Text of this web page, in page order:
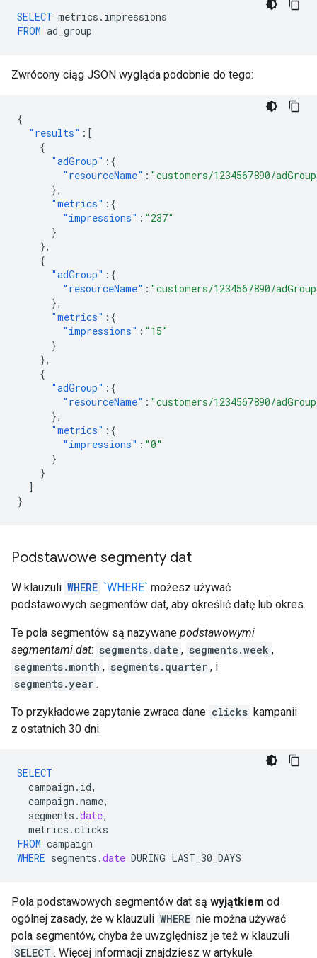
SELECT metrics . impressions
FROM ad_group
Zwrócony ciąg JSON wygląda podobnie do tego:
{
"results" :[
{
"adGroup" :{
"resourceName" : "customers/1234567890/
},
"metrics" :{
"impressions" : "237"
}
},
{
"adGroup" :{
"resourceName" : "customers/1234567890/
},
"metrics" :{
"impressions" : "15"
}
},
{
"adGroup" :{
"resourceName" : "customers/1234567890/
},
"metrics" :{
"impressions" : "0"
}
}
]
}
Podstawowe segmenty dat
W klauzuli WHERE `WHERE` możesz używać
podstawowych segmentów dat, aby określić datę lub okres.
Te pola segmentów są nazywane podstawowymi
segmentami dat: segments.date , segments.week ,
segments.month , segments.quarter , i
segments.year .
To przykładowe zapytanie zwraca dane clicks kampanii
z ostatnich 30 dni.
SELECT
campaign . id,
campaign .name,
segments .date,
metrics .clicks
FROM campaign
WHERE segments .date DURING LAST_30_DAYS
Pola podstawowych segmentów dat są wyjątkiem od
ogólnej zasady, że w klauzuli WHERE nie można używać
pola segmentów, chyba że uwzględnisz je też w klauzuli
SELECT . Więcej informacji znajdziesz w artykule